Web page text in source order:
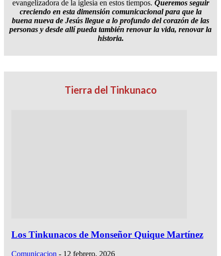
evangelizadora de la iglesia en estos tiempos. Queremos seguir
creciendo en esta dimensión comunicacional para que la
buena nueva de Jesús llegue a lo profundo del corazón de las
personas y desde allí pueda también renovar la vida, renovar la
historia.
Tierra del Tinkunaco
Los Tinkunacos de Monseñor Quique Martínez
Comunicacion - 12 febrero, 2026